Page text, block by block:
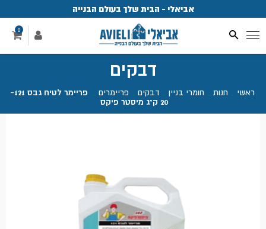
אביאלי - הבית שלך בעולם הבנייה
0
דבקים
ראשי חנות חומרי בניין דבקים פריימרים
פריימר לטיח גבס 121-
20 ק"ג מיסטר פיקס